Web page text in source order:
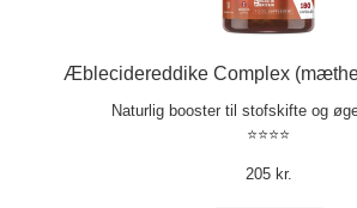
Æblecidereddike Complex
Naturlig booster til stofskifte og
⭐⭐⭐⭐
205 kr.